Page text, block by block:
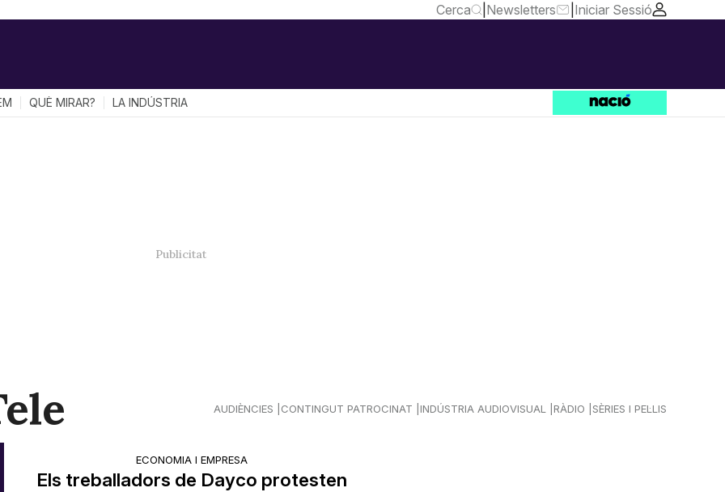
Cerca Newsletters Iniciar Sessió
QUÈ MIRAR? LA INDÚSTRIA
AUDIÈNCIES CONTINGUT PATROCINAT INDÚSTRIA AUDIOVISUAL RÀDIO SÈRIES I PEL·LIS
ECONOMIA I EMPRESA
Els treballadors de Dayco protesten